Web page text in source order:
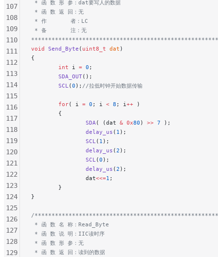
* 函 数 形 参：dat要写人的数据
* 函 数 返 回：无
* 作       者：LC
* 备       注：无
void Send_Byte ( uint8_t dat )
{
        int
i = 0 ;
        SDA_OUT
();
        SCL
(0 ); //拉低时钟开始数据传输
        for
( i = 0 ; i < 8 ; i ++ )
        {
                SDA
( (dat & 0x80 ) >> 7 );
                delay_us
( 1 );
                SCL
( 1 );
                delay_us
(2 );
                SCL
(0 );
                delay_us
(2 );
                dat
<<=1 ;
        }
}
/
* 函 数 名 称：Read_Byte
* 函 数 说 明：IIC读时序
* 函 数 形 参：无
* 函 数 返 回：读到的数据
107
108
109
110
111
112
113
114
115
116
117
118
119
120
121
122
123
124
125
126
127
128
129